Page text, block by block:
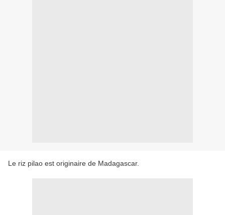
Le riz pilao est originaire de Madagascar.